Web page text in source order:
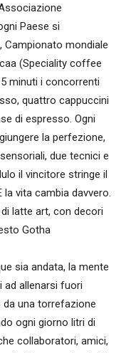
Paese si
mondiale
(Speciality coffee
minuti i concorrenti
quattro cappuccini
di espresso. Ogni
la perfezione,
due tecnici e
il vincitore stringe il
vita cambia davvero.
latte art, con decori
Gotha
sia andata, la mente
allenarsi fuori
una torrefazione
ogni giorno litri di
collaboratori, amici,